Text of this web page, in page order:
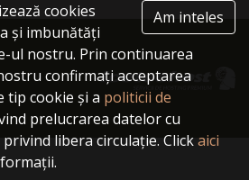
Am inteles
cookies
și imbunătăți
ul nostru. Prin continuarea
confirmați acceptarea
tip cookie și a politicii de
prelucrarea datelor cu
libera circulație. Clickaici